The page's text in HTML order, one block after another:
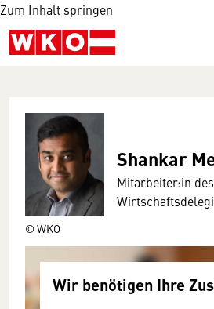
Zum Inhalt springen
© WKÖ
Shankar
Mitarbeiter:in
Wir benötigen Ihre